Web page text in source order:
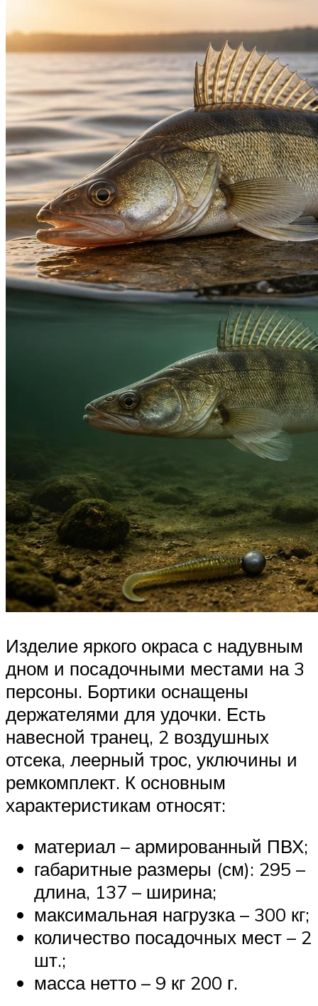
Изделие яркого окраса с надувным
дном и посадочными местами на 3
персоны. Бортики оснащены
держателями для удочки. Есть
навесной транец, 2 воздушных
отсека, леерный трос, уключины и
ремкомплект. К основным
характеристикам относят:
материал – армированный ПВХ;
габаритные размеры (см): 295 –
длина, 137 – ширина;
максимальная нагрузка – 300 кг;
количество посадочных мест – 2
шт.;
масса нетто – 9 кг 200 г.